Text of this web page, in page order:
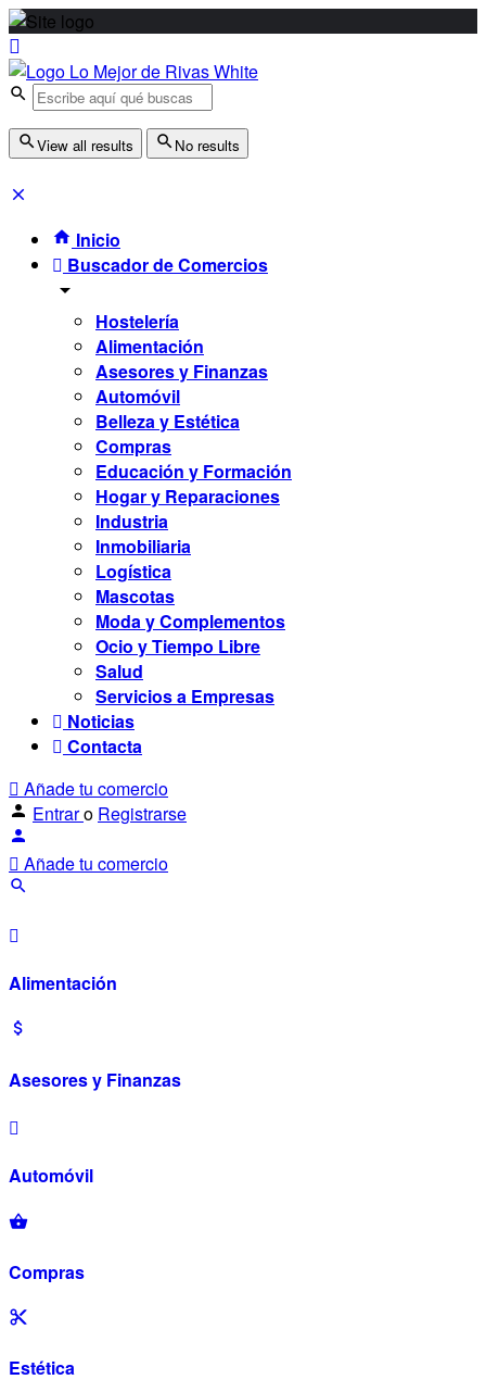
View all results No results
Inicio
Buscador de Comercios
Hostelería
Alimentación
Asesores y Finanzas
Automóvil
Belleza y Estética
Compras
Educación y Formación
Hogar y Reparaciones
Industria
Inmobiliaria
Logística
Mascotas
Moda y Complementos
Ocio y Tiempo Libre
Salud
Servicios a Empresas
Noticias
Contacta
Añade tu comercio
Entraro Registrarse
Añade tu comercio
Alimentación
Asesores y Finanzas
Automóvil
Compras
Estética